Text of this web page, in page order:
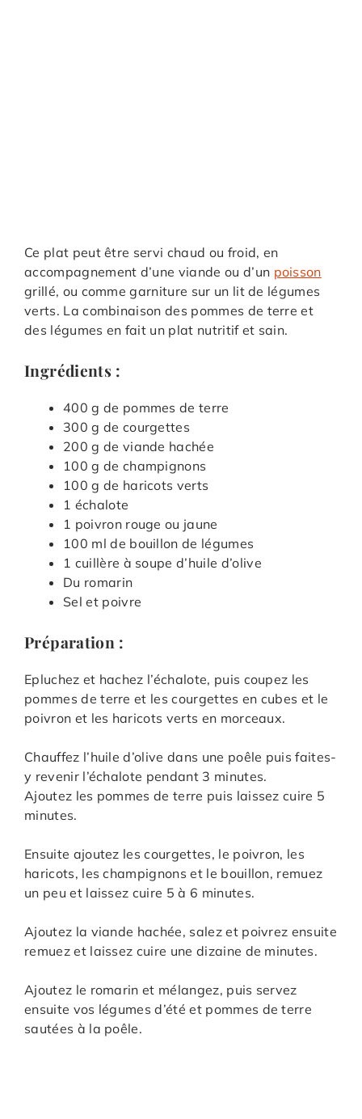
Ce plat peut être servi chaud ou froid, en
accompagnement d’une viande ou d’un poisson
grillé, ou comme garniture sur un lit de légumes
verts. La combinaison des pommes de terre et
des légumes en fait un plat nutritif et sain.
Ingrédients :
400 g de pommes de terre
300 g de courgettes
200 g de viande hachée
100 g de champignons
100 g de haricots verts
1 échalote
1 poivron rouge ou jaune
100 ml de bouillon de légumes
1 cuillère à soupe d’huile d’olive
Du romarin
Sel et poivre
Préparation :
Epluchez et hachez l’échalote, puis coupez les
pommes de terre et les courgettes en cubes et le
poivron et les haricots verts en morceaux.
Chauffez l’huile d’olive dans une poêle puis faites-
y revenir l’échalote pendant 3 minutes.
Ajoutez les pommes de terre puis laissez cuire 5
minutes.
Ensuite ajoutez les courgettes, le poivron, les
haricots, les champignons et le bouillon, remuez
un peu et laissez cuire 5 à 6 minutes.
Ajoutez la viande hachée, salez et poivrez ensuite
remuez et laissez cuire une dizaine de minutes.
Ajoutez le romarin et mélangez, puis servez
ensuite vos légumes d’été et pommes de terre
sautées à la poêle.